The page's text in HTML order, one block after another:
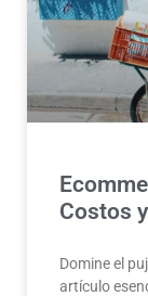
Costos
Domine el
artículo